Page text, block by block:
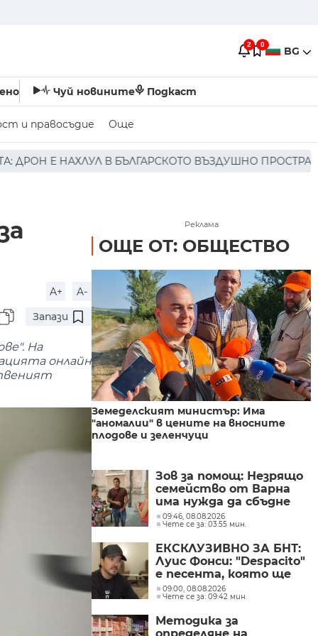
2 0 BG
Чуй новините Подкаст
и правосъдие Още
ВЪЗДУШНО ПРОСТРАНСТВО * * * НЯМА
A+
A-
Запази
На
онлайн
Реклама
ОЩЕ ОТ: ОБЩЕСТВО
Земеделският министър: Има
"аномалии" в цените на вносните
плодове и зеленчуци
Зов за помощ: Незрящо
семейство от Варна
има нужда да сбъдне
една мечта
09:46, 08.08.2026
Чете се за: 03:55 мин.
ЕКСКЛУЗИВНО ЗА БНТ:
Луис Фонси: "Despacito"
е песента, която ще
изпълнявам до края на
живота си
09:00, 08.08.2026
Чете се за: 09:42 мин.
Методика за